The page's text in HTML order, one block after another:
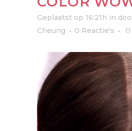
Geplaatst op 16:21h in
Cheung
0 Reactie's 0